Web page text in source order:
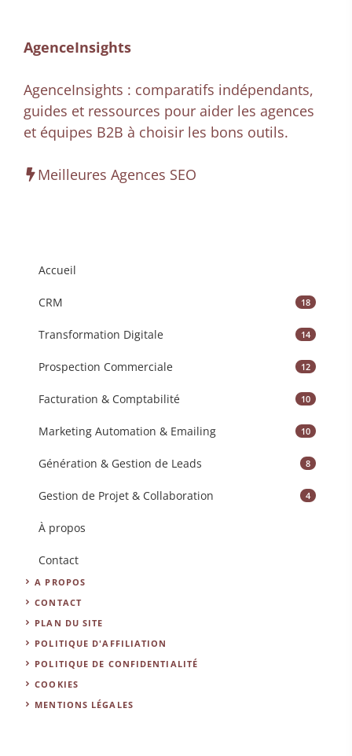
AgenceInsights
AgenceInsights : comparatifs indépendants,
guides et ressources pour aider les agences
et équipes B2B à choisir les bons outils.
Meilleures Agences SEO
Accueil
CRM 18
Transformation Digitale 14
Prospection Commerciale 12
Facturation & Comptabilité 10
Marketing Automation & Emailing 10
Génération & Gestion de Leads 8
Gestion de Projet & Collaboration 4
À propos
Contact
A PROPOS
CONTACT
PLAN DU SITE
POLITIQUE D'AFFILIATION
POLITIQUE DE CONFIDENTIALITÉ
COOKIES
MENTIONS LÉGALES